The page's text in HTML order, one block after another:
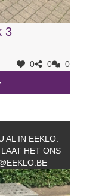
3
0 0 0
AL IN EEKLO.
HET ONS